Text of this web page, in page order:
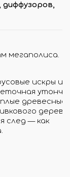
мегаполиса.
искры и
древесные
дерева
след — как